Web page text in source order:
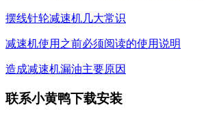
摆线针轮减速机几大常识
减速机使用之前必须阅读的使用说明
造成减速机漏油主要原因
联系小黄鸭下载安装